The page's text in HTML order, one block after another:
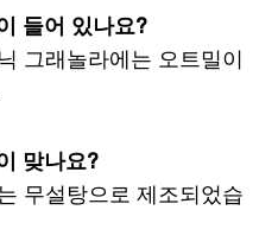
들어 있나요?
그래놀라에는 오트밀이
맞나요?
무설탕으로 제조되었습